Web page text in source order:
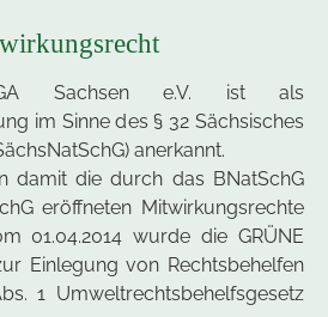
Sachsen e.V. ist als
im Sinne des § 32 Sächsisches
anerkannt.
damit die durch das BNatSchG
eröffneten Mitwirkungsrechte
01.04.2014 wurde die GRÜNE
Einlegung von Rechtsbehelfen
1 Umweltrechtsbehelfsgesetz